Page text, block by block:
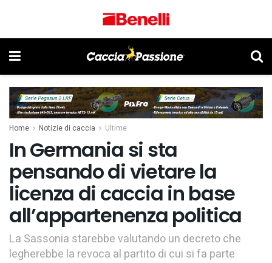
Home Notizie di caccia Ultime
In Germania si sta
pensando di vietare la
licenza di caccia in base
all’appartenenza politica
La Sassonia starebbe valutando un decreto che
legherebbe la revoca al partito di cui si fa parte